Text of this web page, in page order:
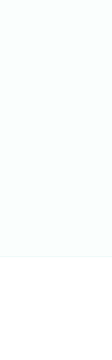
for din
er blevet
Bliv klogere på,